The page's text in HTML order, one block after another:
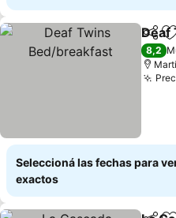
Deaf
8,2
Seleccioná las fechas para
exactos